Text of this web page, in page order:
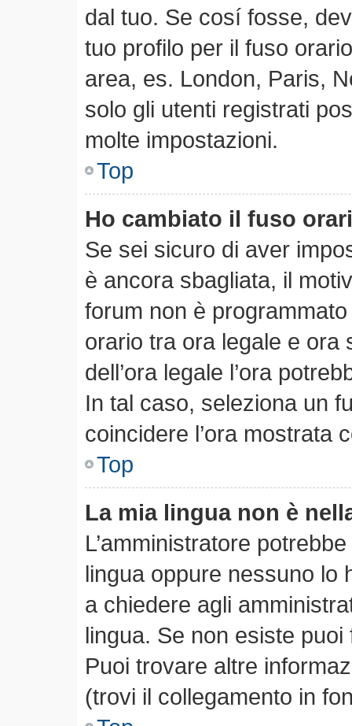
dal tuo. Se cosí fosse,
tuo profilo per il fuso
area, es. London, Paris,
solo gli utenti registrati
molte impostazioni.
Top
Ho cambiato il fuso
Se sei sicuro di aver
è ancora sbagliata, il
forum non è
orario tra ora legale e ora
dell’ora legale l’ora
In tal caso, seleziona un
coincidere l’ora mostrata
Top
La mia lingua non è
L’amministratore
lingua oppure nessuno lo
a chiedere agli
lingua. Se non esiste
Puoi trovare altre
(trovi il collegamento in